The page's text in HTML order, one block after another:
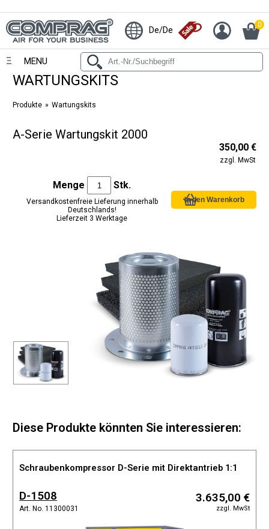
De/De 0
MENU
WARTUNGSKITS
Produkte Wartungskits
A-Serie Wartungskit 2000
350,00 €
zzgl. MwSt
Menge Stk.
Versandkostenfreie Lieferung innerhalb
Deutschlands!
Lieferzeit 3 Werktage
Diese Produkte könnten Sie interessieren:
Schraubenkompressor D-Serie mit Direktantrieb 1:1
D-1508
Art. No. 11300031
3.635,00 €
zzgl. MwSt